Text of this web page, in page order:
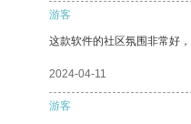
游客
这款软件的社区氛围非常好
2024-04-11
游客